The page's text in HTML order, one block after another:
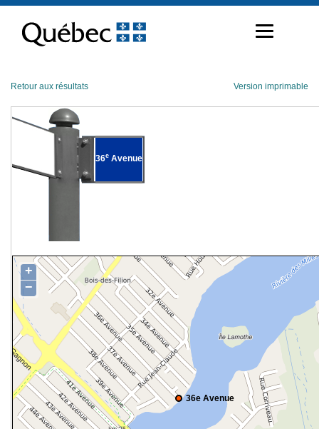
contenu
Retour aux résultats Version imprimable
36e Avenue
36e Avenue
+
−